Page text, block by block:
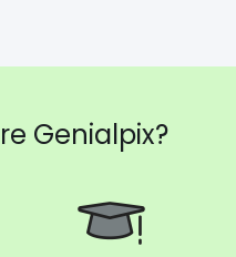
Genialpix?